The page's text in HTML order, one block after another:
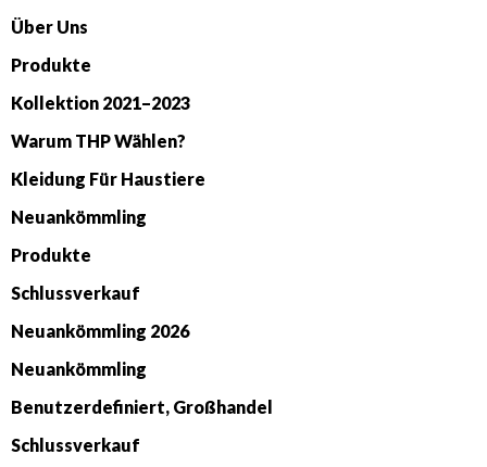
Über Uns
Produkte
Kollektion 2021–2023
Warum THP Wählen?
Kleidung Für Haustiere
Neuankömmling
Produkte
Schlussverkauf
Neuankömmling 2026
Neuankömmling
Benutzerdefiniert, Großhandel
Schlussverkauf